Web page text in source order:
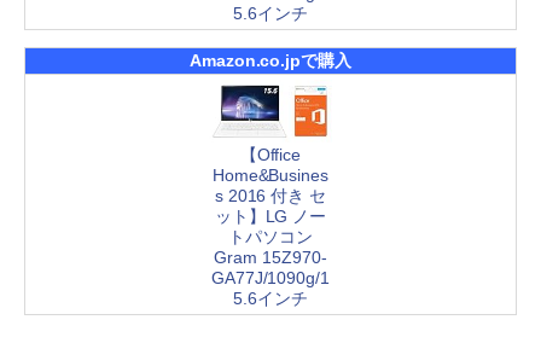
5.6インチ
Amazon.co.jpで購入
【Office
Home&Busines
s 2016 付き セ
ット】LG ノー
トパソコン
Gram 15Z970-
GA77J/1090g/1
5.6インチ